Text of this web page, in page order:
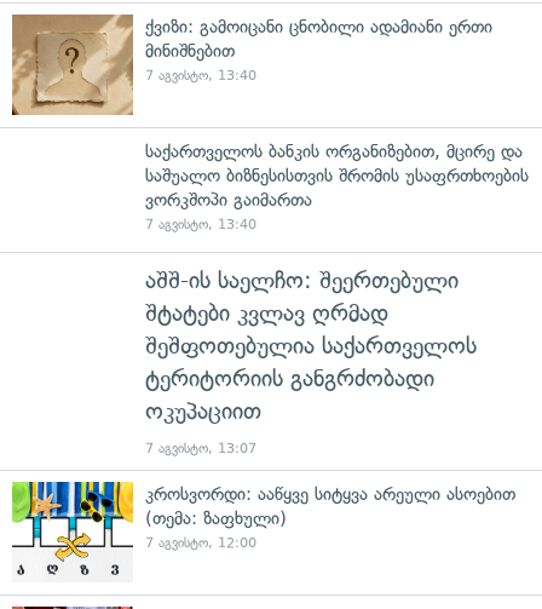
ქვიზი: გამოიცანი ცნობილი ადამიანი ერთი
მინიშნებით
7 აგვისტო, 13:40
საქართველოს ბანკის ორგანიზებით, მცირე და
საშუალო ბიზნესისთვის შრომის უსაფრთხოების
ვორკშოპი გაიმართა
7 აგვისტო, 13:40
აშშ-ის საელჩო: შეერთებული
შტატები კვლავ ღრმად
შეშფოთებულია საქართველოს
ტერიტორიის განგრძობადი
ოკუპაციით
7 აგვისტო, 13:07
კროსვორდი: ააწყვე სიტყვა არეული ასოებით
(თემა: ზაფხული)
7 აგვისტო, 12:00